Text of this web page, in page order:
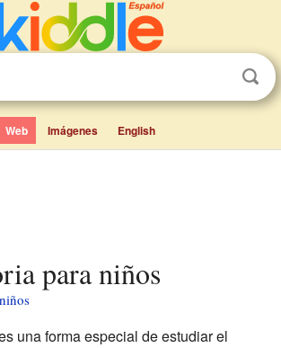
Web Imágenes English
para niños
una forma especial de estudiar el